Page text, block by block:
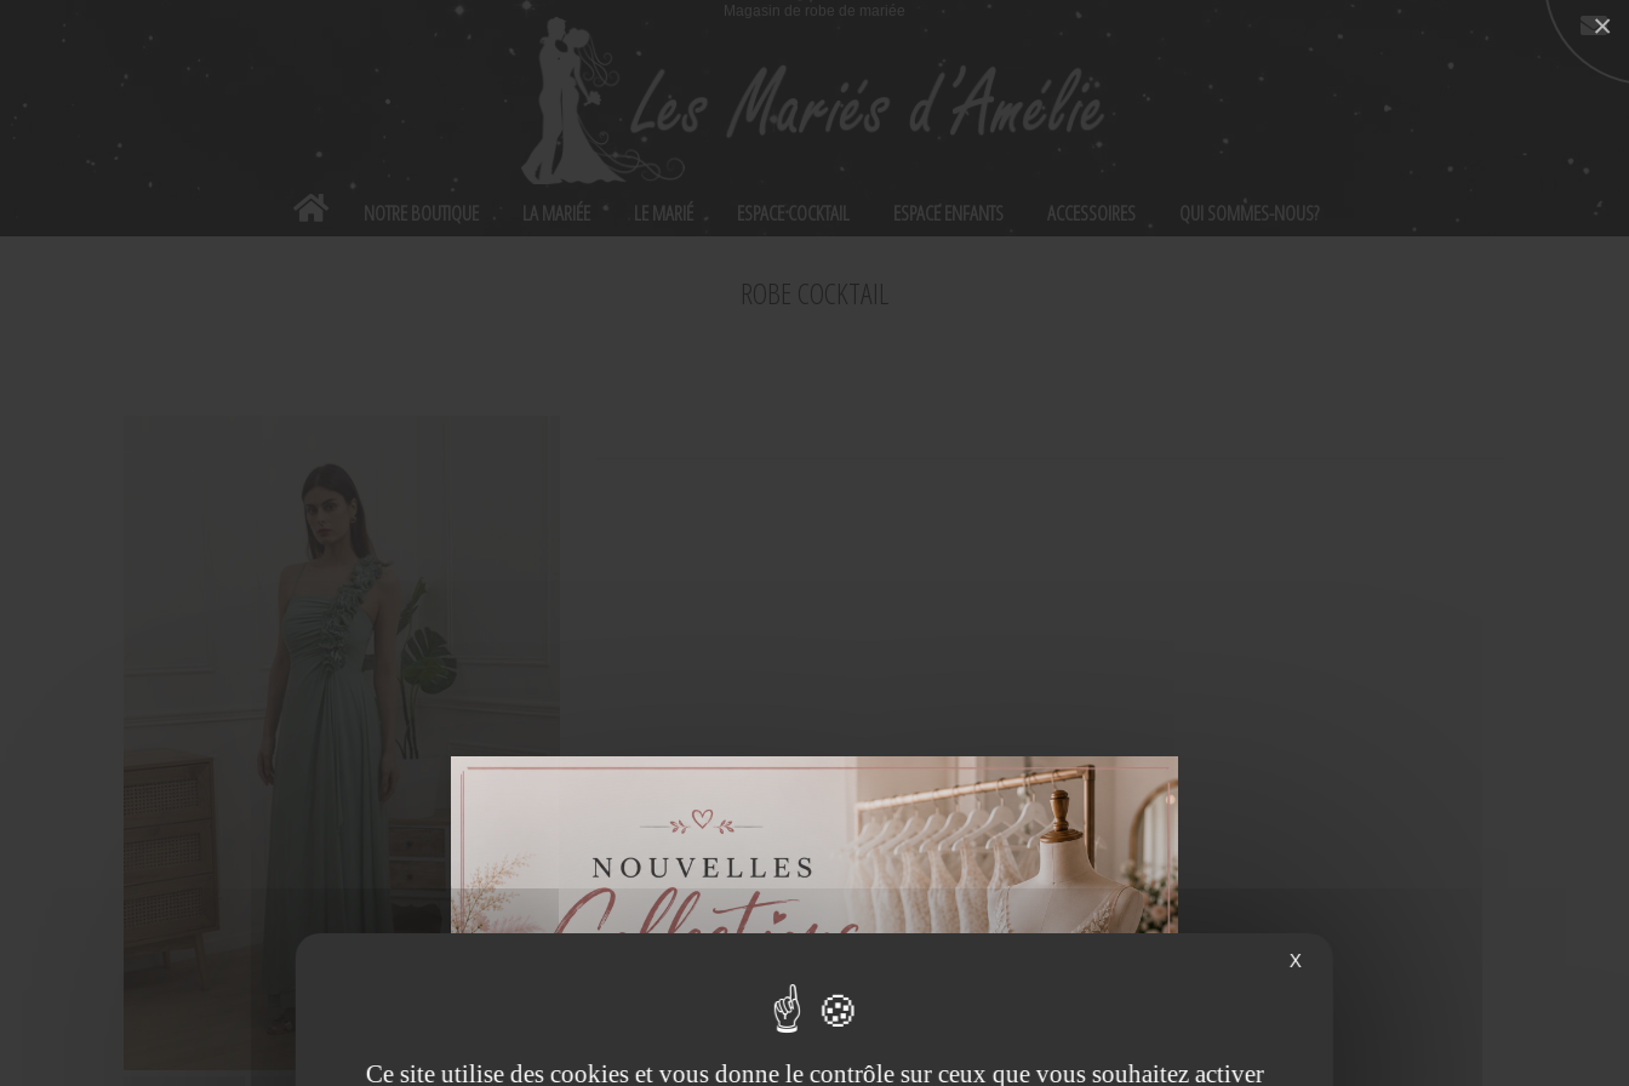
×
Magasin de robe de mariée
contacter
NOTRE BOUTIQUE LA MARIÉE LE MARIÉ ESPACE COCKTAIL ESPACE ENFANTS ACCESSOIRES QUI SOMMES-NOUS?
ROBE COCKTAIL
X
Ce site utilise des cookies et vous donne le contrôle sur ceux que vous souhaitez activer